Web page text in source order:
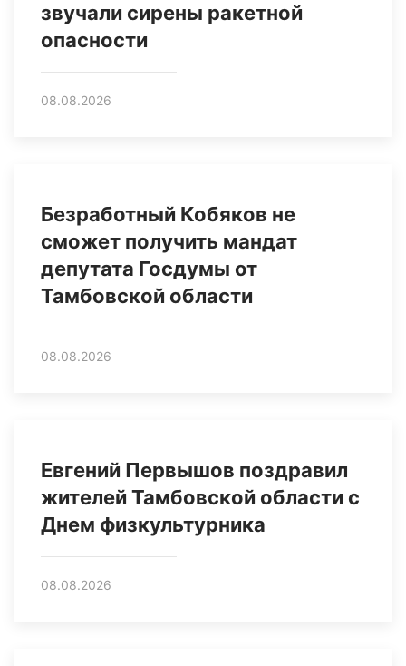
звучали сирены ракетной
опасности
08.08.2026
Безработный Кобяков не
сможет получить мандат
депутата Госдумы от
Тамбовской области
08.08.2026
Евгений Первышов поздравил
жителей Тамбовской области с
Днем физкультурника
08.08.2026